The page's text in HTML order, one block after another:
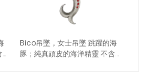
Bico吊墜，女士吊墜 跳躍的海
豚；純真頑皮的海洋精靈 不含